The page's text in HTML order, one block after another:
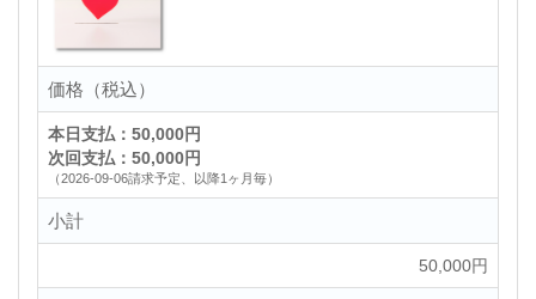
価格（税込）
本日支払：50,000円
次回支払：50,000円
（2026-09-06請求予定、以降1ヶ月毎）
小計
50,000円